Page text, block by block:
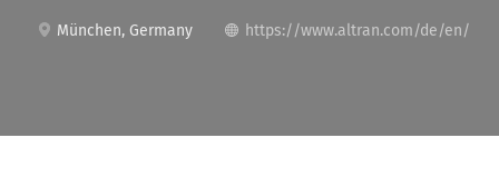
München, Germany https://www.altran.com/de/en/